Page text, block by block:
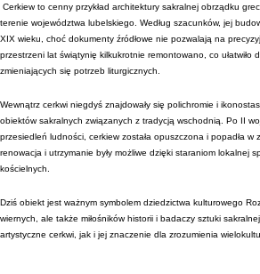
Cerkiew to cenny przykład architektury sakralnej obrządku
terenie województwa lubelskiego. Według szacunków, jej
XIX wieku, choć dokumenty źródłowe nie pozwalają na
przestrzeni lat świątynię kilkukrotnie remontowano, co ułatwiło
zmieniających się potrzeb liturgicznych.
Wewnątrz cerkwi niegdyś znajdowały się polichromie i
obiektów sakralnych związanych z tradycją wschodnią. Po II
przesiedleń ludności, cerkiew została opuszczona i popadła w
renowacja i utrzymanie były możliwe dzięki staraniom lokalnej
kościelnych.
Dziś obiekt jest ważnym symbolem dziedzictwa kulturowego
wiernych, ale także miłośników historii i badaczy sztuki
artystyczne cerkwi, jak i jej znaczenie dla zrozumienia